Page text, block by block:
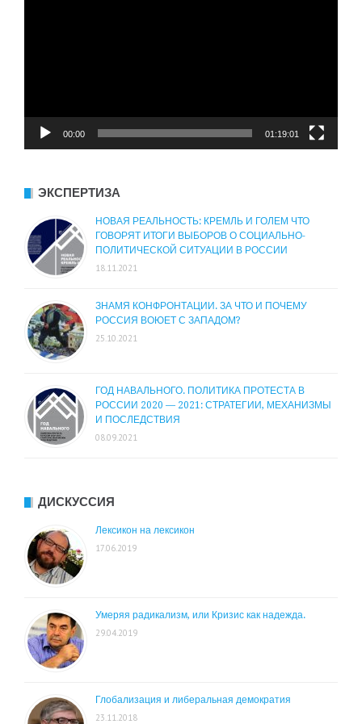
00:00 01:19:01
ЭКСПЕРТИЗА
НОВАЯ РЕАЛЬНОСТЬ: КРЕМЛЬ И ГОЛЕМ ЧТО
ГОВОРЯТ ИТОГИ ВЫБОРОВ О СОЦИАЛЬНО-
ПОЛИТИЧЕСКОЙ СИТУАЦИИ В РОССИИ
18.11.2021
ЗНАМЯ КОНФРОНТАЦИИ. ЗА ЧТО И ПОЧЕМУ
РОССИЯ ВОЮЕТ С ЗАПАДОМ?
25.10.2021
ГОД НАВАЛЬНОГО. ПОЛИТИКА ПРОТЕСТА В
РОССИИ 2020 — 2021: СТРАТЕГИИ, МЕХАНИЗМЫ
И ПОСЛЕДСТВИЯ
08.09.2021
ДИСКУССИЯ
Лексикон на лексикон
17.06.2019
Умеряя радикализм, или Кризис как надежда.
29.04.2019
Глобализация и либеральная демократия
23.11.2018